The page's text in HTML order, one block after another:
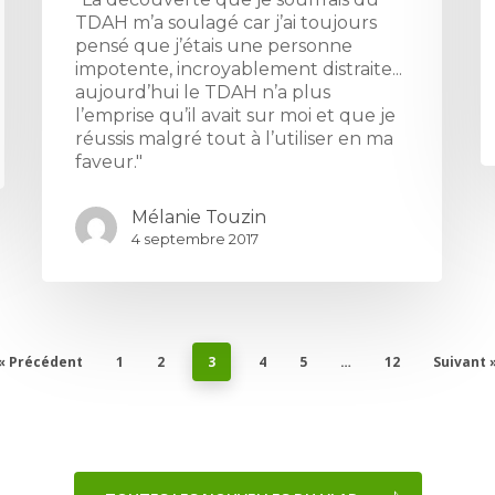
TDAH m’a soulagé car j’ai toujours
pensé que j’étais une personne
impotente, incroyablement distraite...
aujourd’hui le TDAH n’a plus
l’emprise qu’il avait sur moi et que je
réussis malgré tout à l’utiliser en ma
faveur."
Mélanie Touzin
4 septembre 2017
Précédent 1 2 3 4 5 … 12 Suivant